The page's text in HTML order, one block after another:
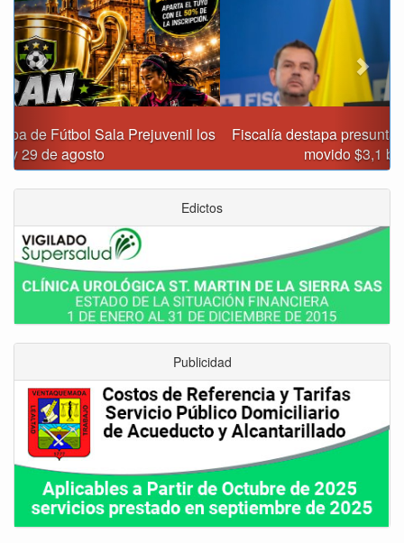
Fiscalía destapa presunta red de corrupción que habría
movido $3,1 billones en regalías
Edictos
Publicidad